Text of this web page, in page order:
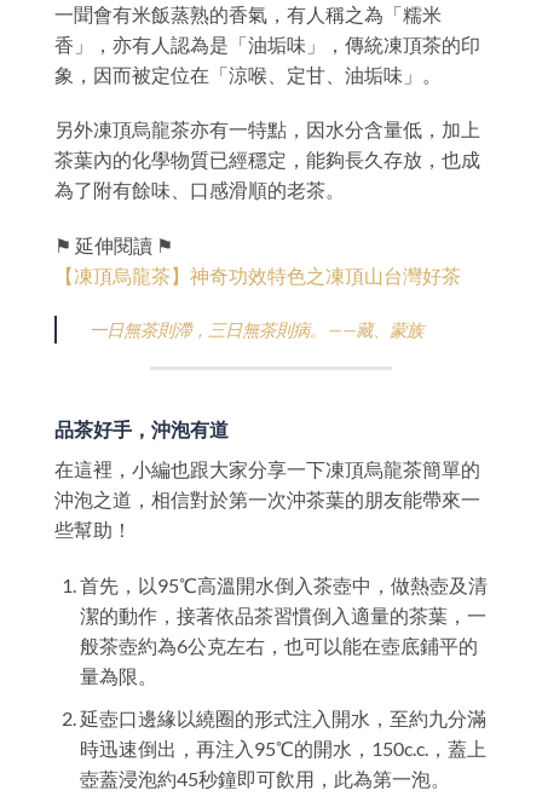
一聞會有米飯蒸熟的香氣，有人稱之為「糯米
香」，亦有人認為是「油垢味」，傳統凍頂茶的印
象，因而被定位在「涼喉、定甘、油垢味」。
另外凍頂烏龍茶亦有一特點，因水分含量低，加上
茶葉內的化學物質已經穩定，能夠長久存放，也成
為了附有餘味、口感滑順的老茶。
⚑ 延伸閱讀 ⚑
【凍頂烏龍茶】神奇功效特色之凍頂山台灣好茶
一日無茶則滯，三日無茶則病。——藏、蒙族
品茶好手，沖泡有道
在這裡，小編也跟大家分享一下凍頂烏龍茶簡單的
沖泡之道，相信對於第一次沖茶葉的朋友能帶來一
些幫助！
首先，以95℃高溫開水倒入茶壺中，做熱壺及清
潔的動作，接著依品茶習慣倒入適量的茶葉，一
般茶壺約為6公克左右，也可以能在壺底鋪平的
量為限。
延壺口邊緣以繞圈的形式注入開水，至約九分滿
時迅速倒出，再注入95℃的開水，150c.c.，蓋上
壺蓋浸泡約45秒鐘即可飲用，此為第一泡。